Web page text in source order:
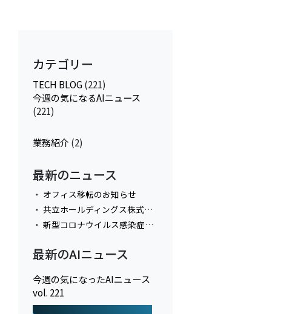
カテゴリー
TECH BLOG(221)
今週の気になるAIニュース
(221)
業務紹介 (2)
最新のニュース
オフィス移転のお知らせ
共立ホールディングス株式会社と資本業務提携
新型コロナウイルス感染症拡大防止におけるテレワーク実施に関してのお知らせ
最新のAIニュース
今週の気になったAIニュース
vol. 221